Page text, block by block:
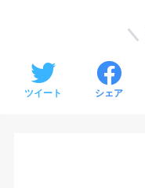
ツイート シェア